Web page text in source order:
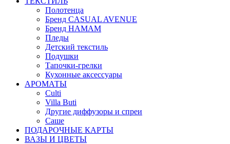
Полотенца
Бренд CASUAL AVENUE
Бренд HAMAM
Пледы
Детский текстиль
Подушки
Тапочки-грелки
Кухонные аксессуары
АРОМАТЫ
Culti
Villa Buti
Другие диффузоры и спреи
Саше
ПОДАРОЧНЫЕ КАРТЫ
ВАЗЫ И ЦВЕТЫ